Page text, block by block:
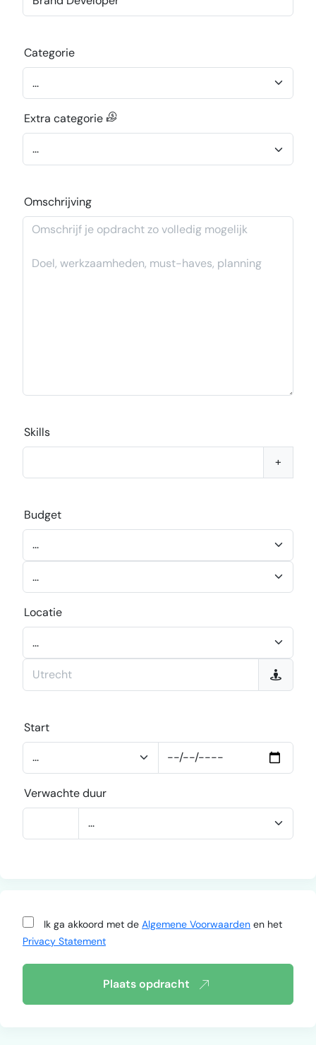
Categorie
Extra categorie
Omschrijving
Skills
+
Budget
Locatie
Start
Verwachte duur
Ik ga akkoord met deAlgemene Voorwaarden en het
Privacy Statement
Plaats opdracht